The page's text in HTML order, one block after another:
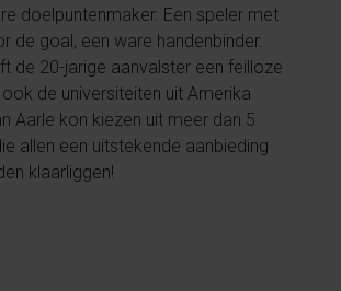
doelpuntenmaker. Een speler met
de goal, een ware handenbinder.
de 20-jarige aanvalster een feilloze
de universiteiten uit Amerika
Aarle kon kiezen uit meer dan 5
allen een uitstekende aanbieding
klaarliggen!